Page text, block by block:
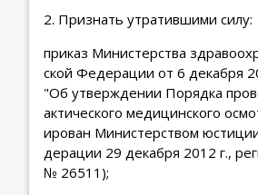
2. Признать утратившими силу:
приказ Министерства
ской Федерации от 6 декабря
"Об утверждении Порядка
актического медицинского
ирован Министерством
дерации 29 декабря 2012 г.,
№ 26511);